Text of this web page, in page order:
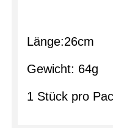
Länge:26cm
Gewicht: 64g
1 Stück pro